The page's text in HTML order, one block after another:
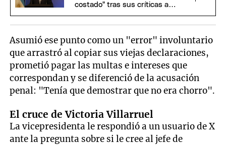
costado" tras sus críticas a
Asumió ese punto como un "error" involuntario
que arrastró al copiar sus viejas declaraciones,
prometió pagar las multas e intereses que
correspondan y se diferenció de la acusación
penal: "Tenía que demostrar que no era chorro".
El cruce de Victoria Villarruel
La vicepresidenta le respondió a un usuario de X
ante la pregunta sobre si le cree al jefe de